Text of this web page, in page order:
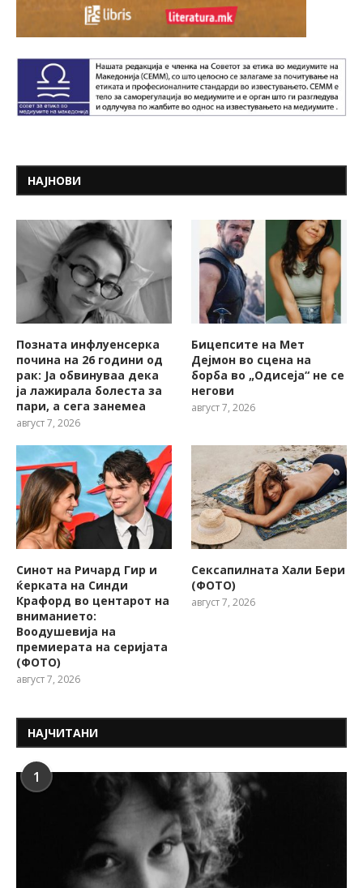
НАЈНОВИ
Позната инфлуенсерка
почина на 26 години од
рак: Ја обвинуваа дека
ја лажирала болеста за
пари, а сега занемеа
август 7, 2026
Бицепсите на Мет
Дејмон во сцена на
борба во „Одисеја“ не се
негови
август 7, 2026
Синот на Ричард Гир и
ќерката на Синди
Крафорд во центарот на
вниманието:
Воодушевија на
премиерата на серијата
(ФОТО)
август 7, 2026
Сексапилната Хали Бери
(ФОТО)
август 7, 2026
НАЈЧИТАНИ
1